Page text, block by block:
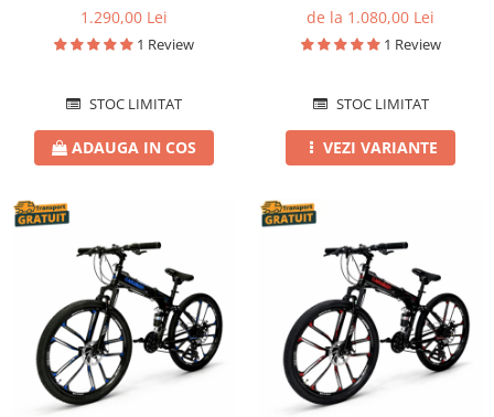
suspensie, frâne pe disc,
verde
1.290,00 Lei
1 Review
STOC LIMITAT
ADAUGA IN COS
disc, roz
de la 1.080,00 Lei
1 Review
STOC LIMITAT
VEZI VARIANTE